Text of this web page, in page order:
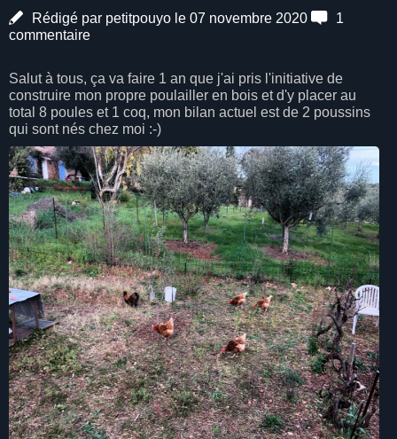
Rédigé par petitpouyo le 07 novembre 2020
1
commentaire
Salut à tous, ça va faire 1 an que j'ai pris l'initiative de
construire mon propre poulailler en bois et d'y placer au
total 8 poules et 1 coq, mon bilan actuel est de 2 poussins
qui sont nés chez moi :-)